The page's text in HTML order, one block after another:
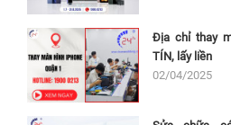
Địa chỉ thay
TÍN, lấy liền
02/04/2025